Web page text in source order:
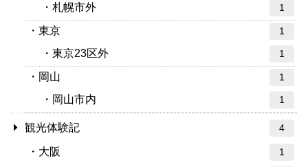
札幌市外 1
東京 1
東京23区外 1
岡山 1
岡山市内 1
観光体験記 4
大阪 1